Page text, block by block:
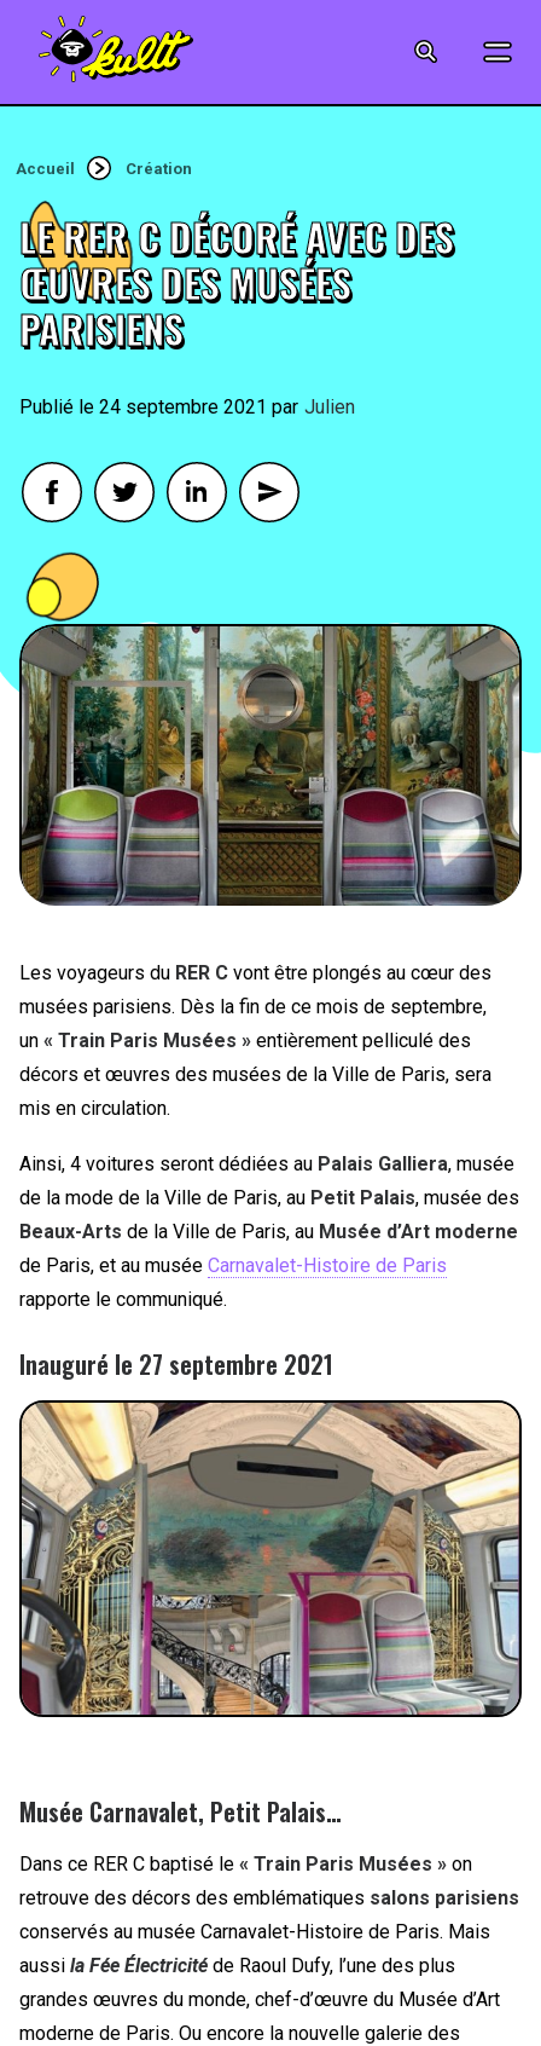
MUSIQUE
ART
JEUX-VIDÉO
VINTAGE
FOOD
BONS PLANS
SOUTENEZ KULTT
Accueil Création
LE RER C DÉCORÉ AVEC DES
ŒUVRES DES MUSÉES
PARISIENS
24 septembre 2021 By Julien
Les voyageurs du RER C vont être plongés au cœur des
musées parisiens. Dès la fin de ce mois de septembre,
un « Train Paris Musées » entièrement pelliculé des
décors et œuvres des musées de la Ville de Paris, sera
mis en circulation.
Ainsi, 4 voitures seront dédiées au Palais Galliera, musée
de la mode de la Ville de Paris, au Petit Palais, musée des
Beaux-Arts de la Ville de Paris, au Musée d’Art moderne
de Paris, et au musée Carnavalet-Histoire de Paris
rapporte le communiqué.
Inauguré le 27 septembre 2021
Musée Carnavalet, Petit Palais…
Dans ce RER C baptisé le « Train Paris Musées » on
retrouve des décors des emblématiques salons parisiens
conservés au musée Carnavalet-Histoire de Paris. Mais
aussi la Fée Électricité de Raoul Dufy, l’une des plus
grandes œuvres du monde, chef-d’œuvre du Musée d’Art
moderne de Paris. Ou encore la nouvelle galerie des